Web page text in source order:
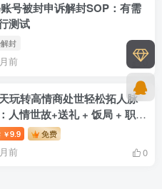
号被封申诉解封SOP：有需
测试
封
前 0
玩转高情商处世轻松拓人脉
人情世故+送礼 + 饭局 + 职场
场景
￥9.9 免费
前 0